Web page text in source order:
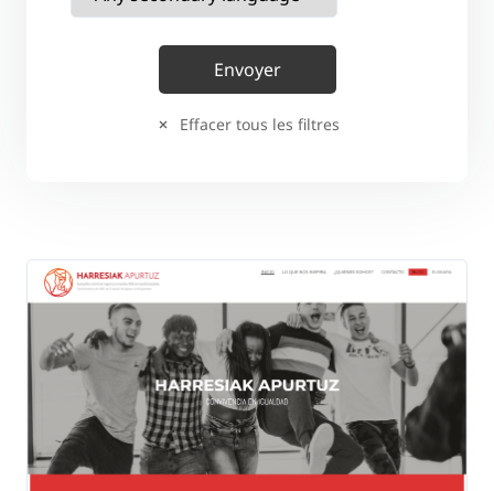
Effacer tous les filtres